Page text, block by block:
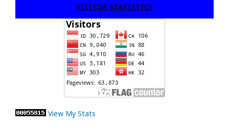
VISITOR STATISTICS
View My Stats